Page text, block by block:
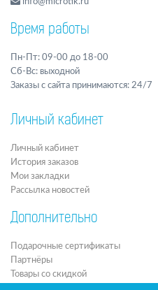
Время работы
Пн-Пт: 09-00 до 18-00
Сб-Вс: выходной
Заказы с сайта принимаются: 24/7
Личный кабинет
Личный кабинет
История заказов
Мои закладки
Рассылка новостей
Дополнительно
Подарочные сертификаты
Партнёры
Товары со скидкой